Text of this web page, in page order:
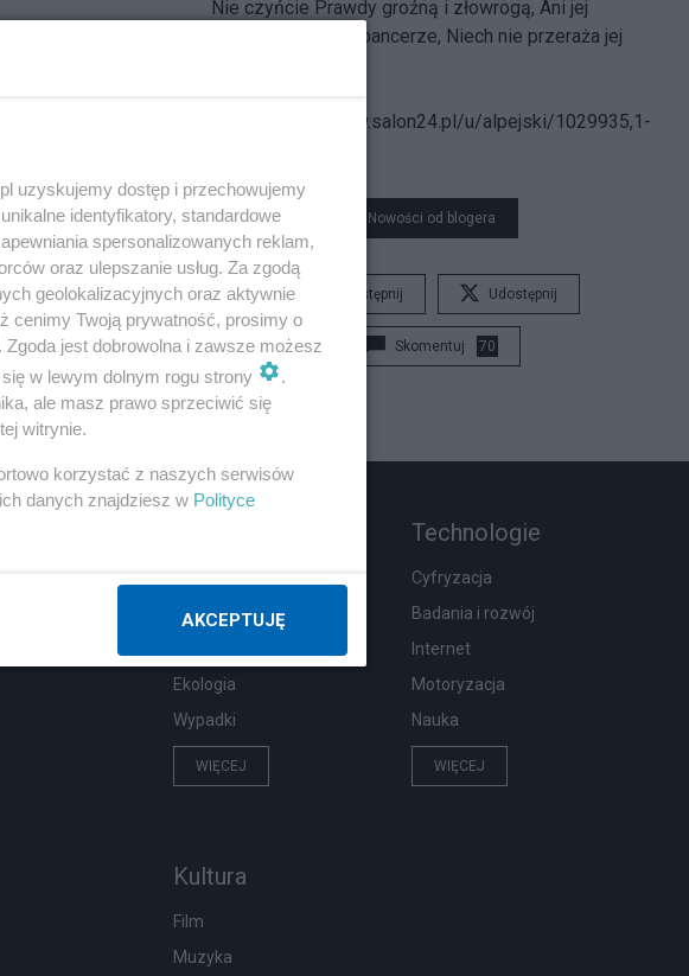
Nie czyńcie Prawdy groźną i złowrogą, Ani jej
strójcie w hełmy i pancerze, Niech nie przeraża jej
https://www.salon24.pl/u/alpejski/1029935,1-
Nowości od blogera
Udostępnij Udostępnij
Skomentuj 70
Podróże
Ekologia
Wypadki
WIĘCEJ
Technologie
Cyfryzacja
Badania i rozwój
Internet
Motoryzacja
Nauka
WIĘCEJ
Kultura
Film
Muzyka
uzyskujemy dostęp i przechowujemy
identyfikatory, standardowe
spersonalizowanych reklam,
oraz ulepszanie usług. Za zgodą
geolokalizacyjnych oraz aktywnie
cenimy Twoją prywatność, prosimy o
jest dobrowolna i zawsze możesz
w lewym dolnym rogu strony
.
ale masz prawo sprzeciwić się
witrynie.
korzystać z naszych serwisów
danych znajdziesz w Polityce
AKCEPTUJĘ